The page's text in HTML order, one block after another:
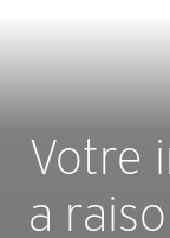
Votre
a